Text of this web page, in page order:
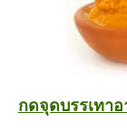
กดจุดบรรเทา